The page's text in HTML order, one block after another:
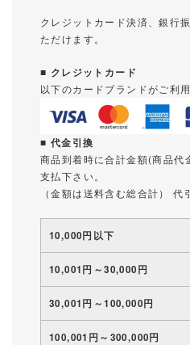
クレジットカード決済、銀行
ただけます。
■ クレジットカード
以下のカードブランドがご利
■ 代金引換
商品到着時に合計金額(商品代
支払下さい。
（金額は送料含む総合計） 代
10,000円以下
10,001円～30,000円
30,001円～100,000円
100,001円～300,000円